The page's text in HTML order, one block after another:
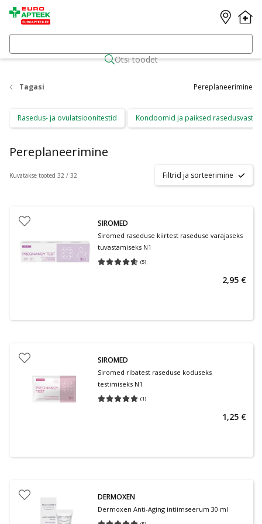
Otsi toodet
Tagasi Pereplaneerimine
Rasedus- ja ovulatsioonitestid Kondoomid ja paiksed
Pereplaneerimine
Kuvatakse tooted 32 / 32 Filtrid ja sorteerimine
SIROMED
Siromed raseduse kiirtest raseduse varajaseks
tuvastamiseks N1
(5)
Keskmine hinnang 4.60
2,95 €
SIROMED
Siromed ribatest raseduse koduseks
testimiseks N1
(1)
Keskmine hinnang 5.00
1,25 €
DERMOXEN
Dermoxen Anti-Aging intiimseerum 30 ml